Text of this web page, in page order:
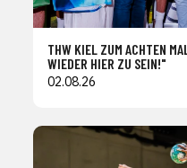
THW KIEL ZUM ACHTEN
WIEDER HIER ZU SEIN!"
02.08.26